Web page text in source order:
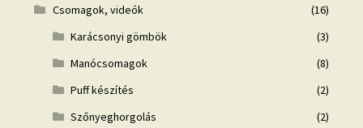
Csomagok, videók
(16)
Karácsonyi gömbök
(3)
Manócsomagok
(8)
Puff készítés
(2)
Szőnyeghorgolás
(2)